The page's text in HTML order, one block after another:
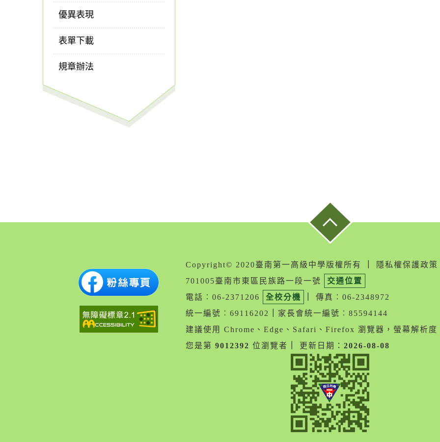
優異表現
表單下載
規章辦法
Copyright© 2020臺南第一高級中學版權所有 隱私權保護政策
701005臺南市東區民族路一段一號
交通位置
電話︰06-2371206
全校分機
傳真︰06-2348972
統一編號︰69116202
家長會統一編號︰85594144
建議使用 Chrome、Edge、Safari、Firefox 瀏覽器，螢幕解析
您是第 9012392 位瀏覽者 更新日期： 2026-08-08